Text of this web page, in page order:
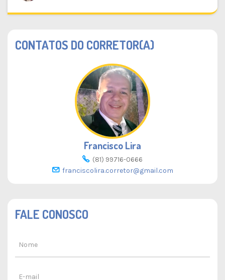
CONTATOS DO CORRETOR(A)
Francisco Lira
(81) 99716-0666
franciscolira.corretor@gmail.com
FALE CONOSCO